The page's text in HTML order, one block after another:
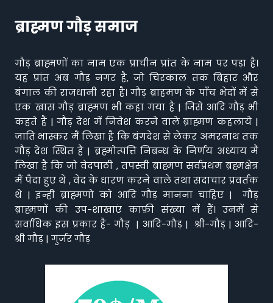
ब्राह्मण गौड़ समाज
गौड़ ब्राह्मणों का नाम एक प्राचीन प्रांत के नाम पर पड़ा है।
यह प्रांत अब गौड़ नगर है, जो चिरकाल तक बिहार और
बंगाल की राजधानी रहा है। गौड़ ब्राहमण के पाँच भेदों में से
एक खास गौड़ ब्राह्मण भी कहा गया है | जिसे आदि गौड़ भी
कहते हैं | गौड़ देश में निवेश करने वाले ब्राह्मण कहलाये |
जाति भास्कर मैं लिखा है कि बंगदेश से लेकर अमरनाथ तक
गौड़ देश स्थित है | ब्रह्मोत्पत्ति निबन्ध के निर्णय अध्याय मैं
लिखा है कि जो वेदपाठी , तपस्वी ब्राह्मण सर्वप्रथम ब्रह्मक्षेत्र
मैं पैदा हुए थे , वेद के धारण करने वाले तथा सदाचार प्रवर्तक
थे | इन्ही ब्राह्मणो को आदि गौड़ मानना चाहिए | गौड़
ब्राह्मणों की उप-शाखाएं काफ़ी संख्या में हैं। उनमें से
सर्वाधिक इस प्रकार हैं- गौड़ | आदि-गौड़ | श्री-गौड़ | आदि-
श्री गौड़ | गुर्जर गौड़